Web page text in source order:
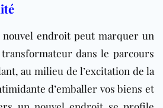
nouvel endroit peut marquer un
dans le parcours
au milieu de l’excitation de la
d’emballer vos biens et